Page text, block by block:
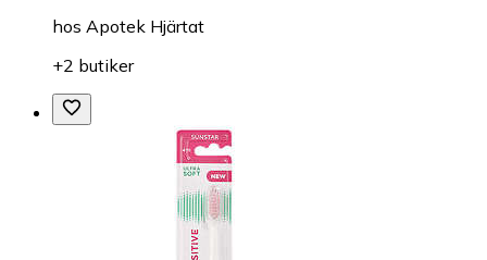
hos Apotek Hjärtat
+2 butiker